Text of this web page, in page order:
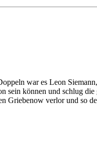
war es Leon
sein können und schlug
Griebenow verlor und so